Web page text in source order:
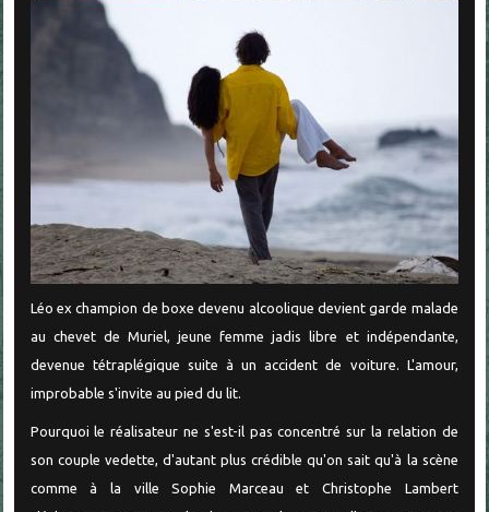
Léo ex champion de boxe devenu alcoolique devient garde malade
au chevet de Muriel, jeune femme jadis libre et indépendante,
devenue tétraplégique suite à un accident de voiture. L'amour,
improbable s'invite au pied du lit.
Pourquoi le réalisateur ne s'est-il pas concentré sur la relation de
son couple vedette, d'autant plus crédible qu'on sait qu'à la scène
comme à la ville Sophie Marceau et Christophe Lambert